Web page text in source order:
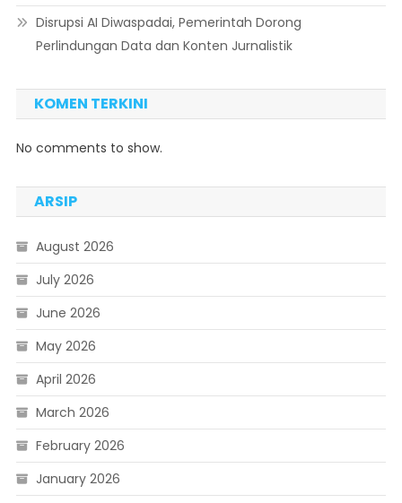
Disrupsi AI Diwaspadai, Pemerintah Dorong
Perlindungan Data dan Konten Jurnalistik
KOMEN TERKINI
No comments to show.
ARSIP
August 2026
July 2026
June 2026
May 2026
April 2026
March 2026
February 2026
January 2026